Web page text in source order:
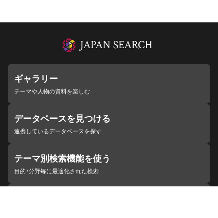
ギャラリー
テーマや人物の資料を楽しむ
データベースを見つける
連携しているデータベースを探す
テーマ別検索機能を使う
目的・分野毎に最適化された検索